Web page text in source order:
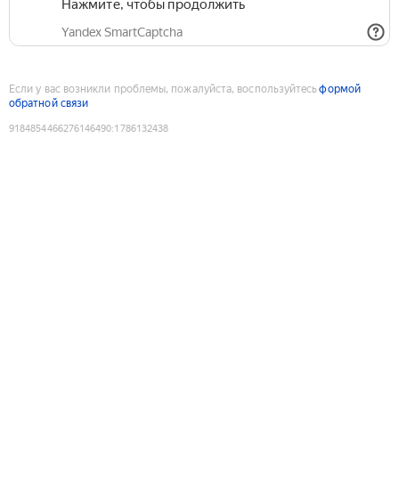
Нажмите, чтобы продолжить
Yandex SmartCaptcha
Если у вас возникли проблемы, пожалуйста, воспользуйтесьформой
обратной связи
9184854466276146490:1786132438